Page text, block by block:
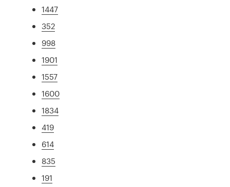
1447
352
998
1901
1557
1600
1834
419
614
835
191